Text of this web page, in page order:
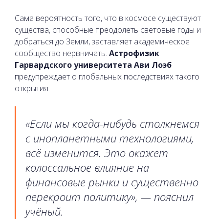
Сама вероятность того, что в космосе существуют
существа, способные преодолеть световые годы и
добраться до Земли, заставляет академическое
сообщество нервничать. Астрофизик
Гарвардского университета Ави Лоэб
предупреждает о глобальных последствиях такого
открытия.
«Если мы когда-нибудь столкнемся
с инопланетными технологиями,
всё изменится. Это окажет
колоссальное влияние на
финансовые рынки и существенно
перекроит политику», — пояснил
учёный.